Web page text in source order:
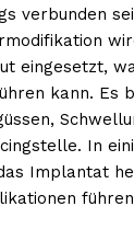
verbunden
eingesetzt,
kann. Es
In
Implantat